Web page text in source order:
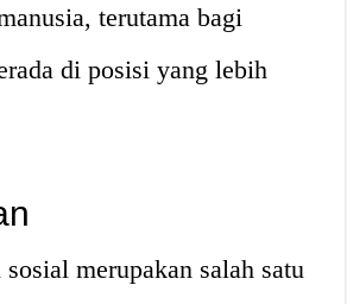
terutama bagi
di posisi yang lebih
merupakan salah satu